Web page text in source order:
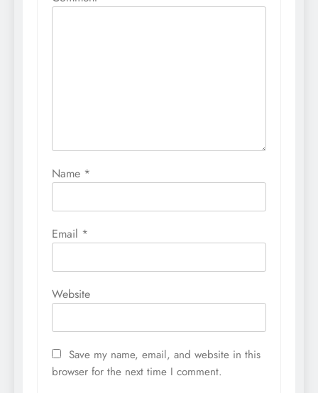
Name *
Email *
Website
Save my name, email, and website in this
browser for the next time I comment.